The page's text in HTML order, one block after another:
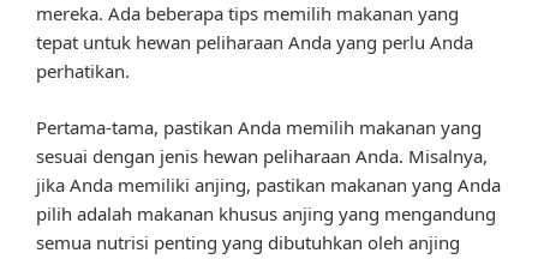
mereka. Ada beberapa tips memilih makanan yang
tepat untuk hewan peliharaan Anda yang perlu Anda
perhatikan.
Pertama-tama, pastikan Anda memilih makanan yang
sesuai dengan jenis hewan peliharaan Anda. Misalnya,
jika Anda memiliki anjing, pastikan makanan yang Anda
pilih adalah makanan khusus anjing yang mengandung
semua nutrisi penting yang dibutuhkan oleh anjing